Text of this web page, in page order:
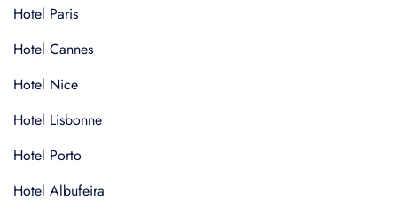
Hotel Paris
Hotel Cannes
Hotel Nice
Hotel Lisbonne
Hotel Porto
Hotel Albufeira